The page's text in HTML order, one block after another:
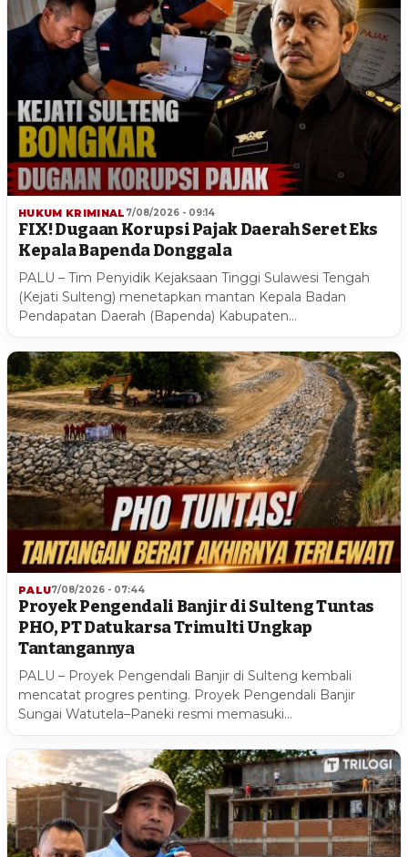
HUKUM KRIMINAL 7/08/2026 - 09:14
FIX! Dugaan Korupsi Pajak Daerah Seret Eks
Kepala Bapenda Donggala
PALU – Tim Penyidik Kejaksaan Tinggi Sulawesi Tengah
(Kejati Sulteng) menetapkan mantan Kepala Badan
Pendapatan Daerah (Bapenda) Kabupaten…
PALU7/08/2026 - 07:44
Proyek Pengendali Banjir di Sulteng Tuntas
PHO, PT Datukarsa Trimulti Ungkap
Tantangannya
PALU – Proyek Pengendali Banjir di Sulteng kembali
mencatat progres penting. Proyek Pengendali Banjir
Sungai Watutela–Paneki resmi memasuki…